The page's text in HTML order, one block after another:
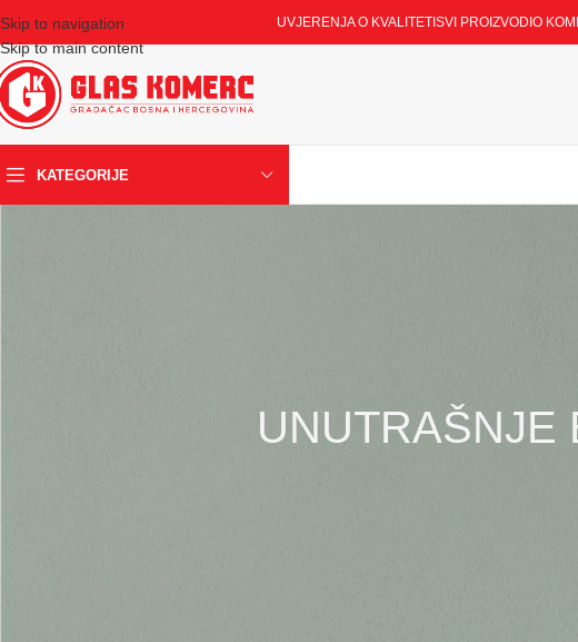
Skip to navigation
Skip to main content
UVJERENJA O KVALITETI SVI PROIZVODI O
KATEGORIJE
UNUTRAŠNJE